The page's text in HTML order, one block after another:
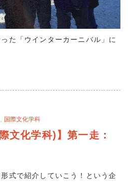
た「ウインターカーニバル」に
国際文化学科
文化学科)】第一走：
式で紹介していこう！という企